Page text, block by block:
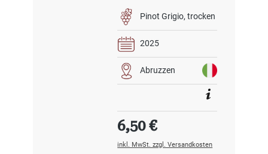
Pinot Grigio trocken
2025
Abruzzen
Regulärer Preis:
6,50 €
inkl. MwSt. zzgl. Versandkosten